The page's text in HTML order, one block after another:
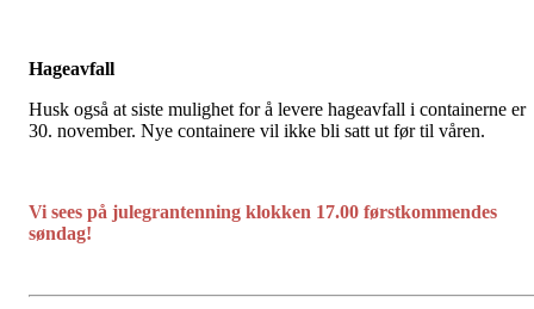
Hageavfall
Husk også at siste mulighet for å levere hageavfall i containerne er
30. november. Nye containere vil ikke bli satt ut før til våren.
Vi sees på julegrantenning klokken 17.00 førstkommendes
søndag!